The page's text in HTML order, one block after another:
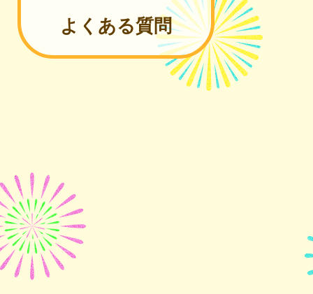
よくある質問